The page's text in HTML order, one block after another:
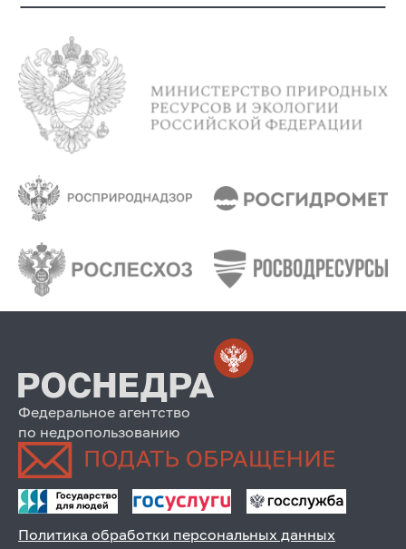
Федеральное агентство
по недропользованию
Политика обработки персональных данных